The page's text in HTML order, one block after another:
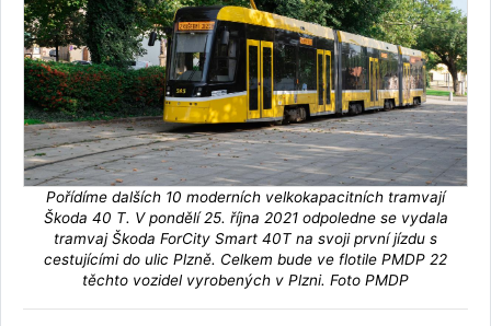
Pořídíme dalších 10 moderních velkokapacitních tramvají
Škoda 40 T. V pondělí 25. října 2021 odpoledne se vydala
tramvaj Škoda ForCity Smart 40T na svoji první jízdu s
cestujícími do ulic Plzně. Celkem bude ve flotile PMDP 22
těchto vozidel vyrobených v Plzni. Foto PMDP